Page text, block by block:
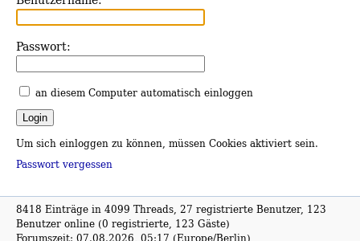
Passwort:
an diesem Computer automatisch einloggen
Um sich einloggen zu können, müssen Cookies aktiviert sein.
Passwort vergessen
8418 Einträge in 4099 Threads, 27 registrierte Benutzer, 123
Benutzer online (0 registrierte, 123 Gäste)
Forumszeit: 07.08.2026, 05:17 (Europe/Berlin)